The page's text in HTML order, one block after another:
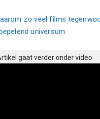
zo veel films
universum
gaat verder onder video